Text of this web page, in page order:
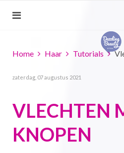
Home Haar Tutorials
zaterdag, 07 augustus 2021
VLECHTEN
KNOPEN